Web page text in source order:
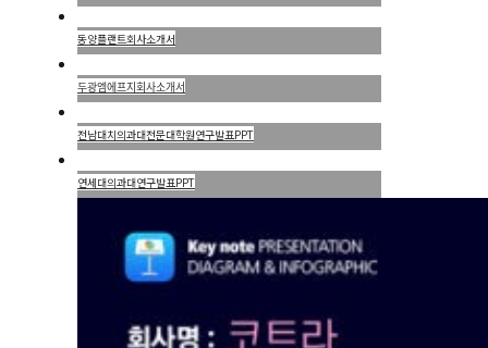
동양플랜트회사소개서
두광엠에프지회사소개서
전남대치의과대전문대학원연구발표PPT
연세대의과대연구발표PPT